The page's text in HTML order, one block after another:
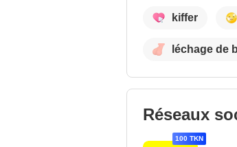
kiffer
léchage de
Réseaux
100 TKN